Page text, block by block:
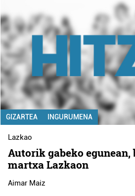
GIZARTEA INGURUMENA
Lazkao
Autorik gabeko
martxa Lazkaon
Aimar Maiz